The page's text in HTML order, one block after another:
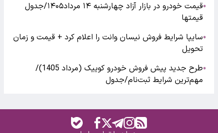
●
قیمت خودرو در بازار آزاد چهارشنبه ۱۴ مرداد۱۴۰۵/جدول
قیمتها
●سایپا شرایط فروش نیسان وانت را اعلام کرد + قیمت و زمان
تحویل
●
طرح جدید پیش فروش خودرو کوییک (مرداد 1405)/
مهم‌ترین شرایط ثبت‌نام/جدول